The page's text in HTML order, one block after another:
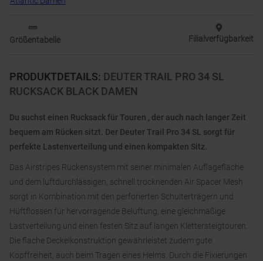
PRODUKTDETAILS: DEUTER TRAIL PRO 34 SL
RUCKSACK BLACK DAMEN
Du suchst einen Rucksack für Touren , der auch nach langer Zeit
bequem am Rücken sitzt. Der Deuter Trail Pro 34 SL sorgt für
perfekte Lastenverteilung und einen kompakten Sitz.
Das Airstripes Rückensystem mit seiner minimalen Auflagefläche
und dem luftdurchlässigen, schnell trocknenden Air Spacer Mesh
sorgt in Kombination mit den perforierten Schulterträgern und
Hüftflossen für hervorragende Belüftung, eine gleichmäßige
Lastverteilung und einen festen Sitz auf langen Klettersteigtouren.
Die flache Deckelkonstruktion gewährleistet zudem gute
Kopffreiheit, auch beim Tragen eines Helms. Durch die Fixierungen
Größentabelle Filialverfügbarkeit